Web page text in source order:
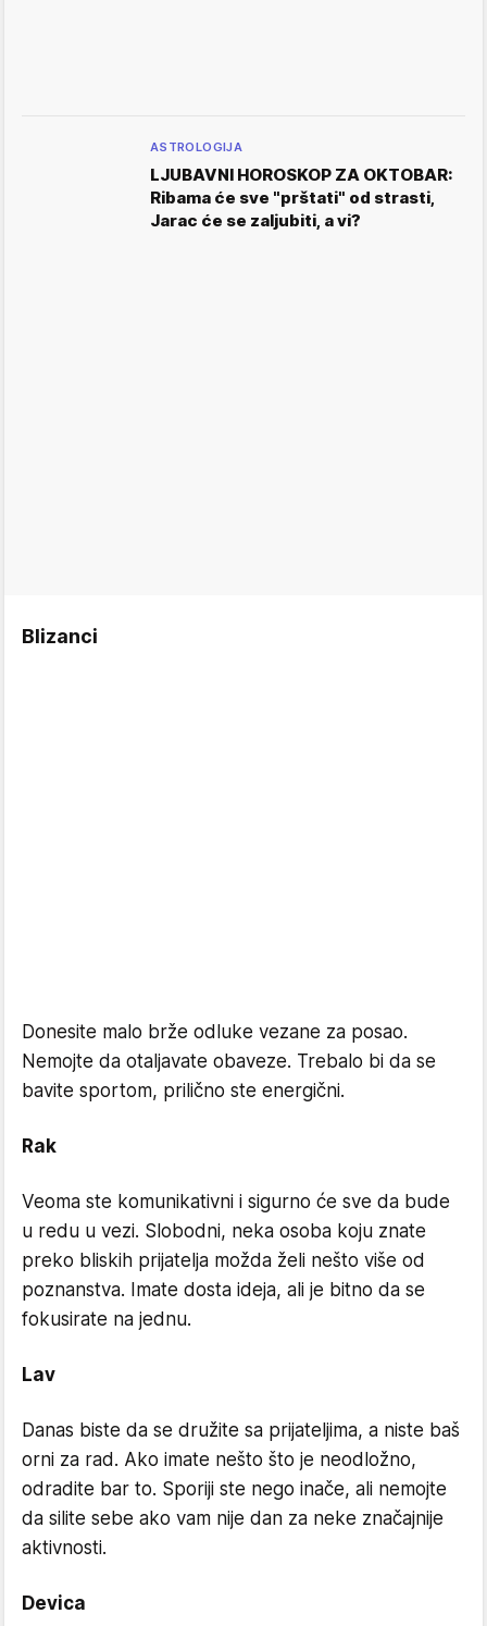
ASTROLOGIJA
LJUBAVNI HOROSKOP ZA OKTOBAR:
Ribama će sve "prštati" od strasti,
Jarac će se zaljubiti, a vi?
Blizanci
Donesite malo brže odluke vezane za posao.
Nemojte da otaljavate obaveze. Trebalo bi da se
bavite sportom, prilično ste energični.
Rak
Veoma ste komunikativni i sigurno će sve da bude
u redu u vezi. Slobodni, neka osoba koju znate
preko bliskih prijatelja možda želi nešto više od
poznanstva. Imate dosta ideja, ali je bitno da se
fokusirate na jednu.
Lav
Danas biste da se družite sa prijateljima, a niste baš
orni za rad. Ako imate nešto što je neodložno,
odradite bar to. Sporiji ste nego inače, ali nemojte
da silite sebe ako vam nije dan za neke značajnije
aktivnosti.
Devica